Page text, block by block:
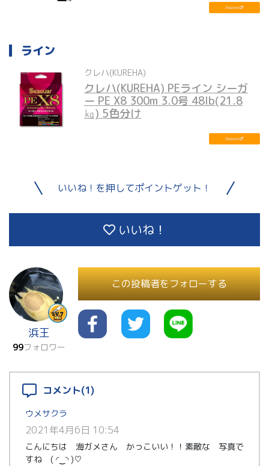
ライン
クレハ(KUREHA)
クレハ(KUREHA) PEライン シーガ
ー PE X8 300m 3.0号 48lb(21.8
㎏) 5色分け
いいね！を押してポイントゲット！
いいね！
浜王
99フォロワー
この投稿者をフォローする
コメント(1)
ウメサクラ
2021年4月6日 10:54
こんにちは 海ガメさん かっこいい！！素敵な 写真で
すね ( ◜‿◝ )♡